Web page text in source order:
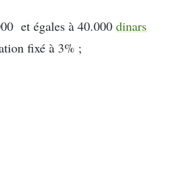
et égales à 40.000 dinars
fixé à 3% ;